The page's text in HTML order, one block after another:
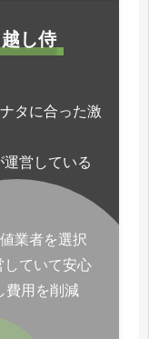
し侍
タに合った激
営している
業者を選択
していて安心
費用を削減